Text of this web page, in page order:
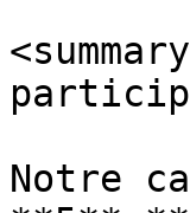
Notre